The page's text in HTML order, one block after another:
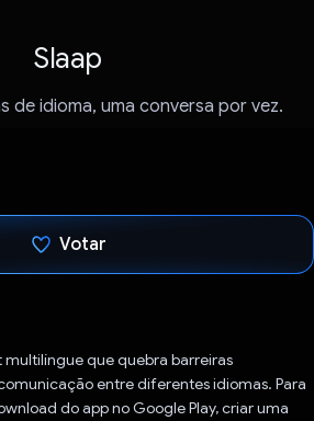
Slaap
de idioma, uma conversa por vez.
Votar
multilíngue que quebra barreiras
entre diferentes idiomas. Para
do app no Google Play, criar uma